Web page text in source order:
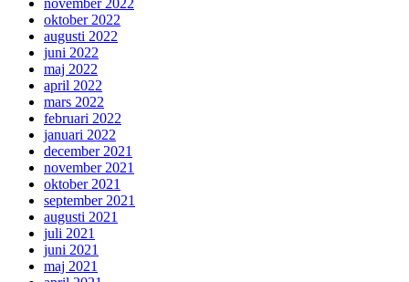
oktober 2022
augusti 2022
juni 2022
maj 2022
april 2022
mars 2022
februari 2022
januari 2022
december 2021
november 2021
oktober 2021
september 2021
augusti 2021
juli 2021
juni 2021
maj 2021